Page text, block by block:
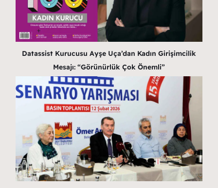
Datassist Kurucusu Ayşe Uça’dan Kadın Girişimcilik
Mesajı: “Görünürlük Çok Önemli”